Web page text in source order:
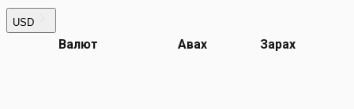
USD
Валют Авах Зарах